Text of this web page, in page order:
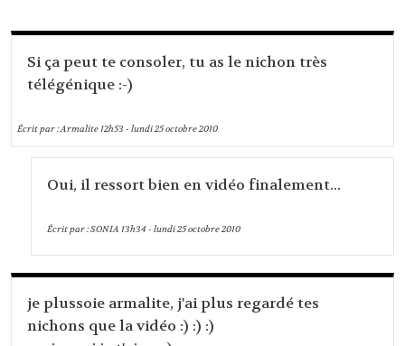
Si ça peut te consoler, tu as le nichon très
télégénique :-)
Écrit par :Armalite12h53 -lundi 25octobre 2010
Oui, il ressort bien en vidéo finalement...
Écrit par :SONIA 13h34- lundi 25octobre 2010
je plussoie armalite, j'ai plus regardé tes
nichons que la vidéo :) :) :)